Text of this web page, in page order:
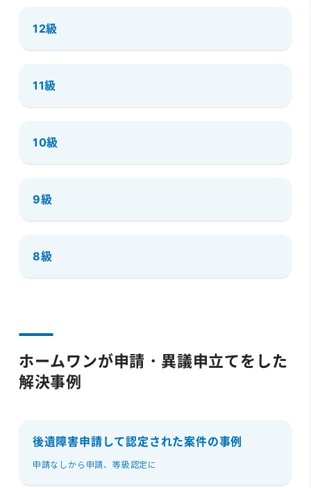
12級
11級
10級
9級
8級
ホームワンが申請・異議申立てをした
解決事例
後遺障害申請して認定された案件の事例
申請なしから申請、等級認定に